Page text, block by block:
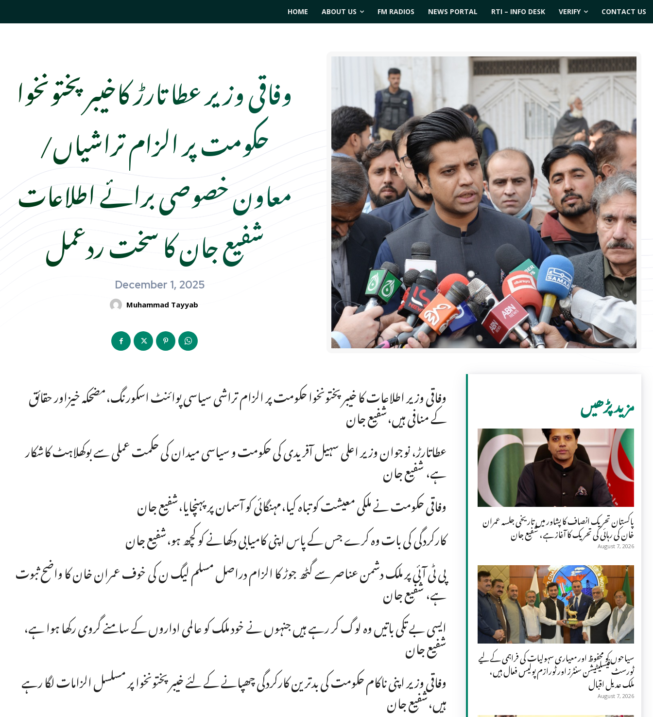
HOME ABOUT US FM RADIOS NEWS PORTAL RTI – INFO DESK VERIFY CONTACT US
وفاقی وزیر عطا تارڑ کاخیبر پختونخوا
حکومت پر الزام تراشیاں/
معاون خصوصی برائے اطلاعات
شفیع جان کا سخت ردعمل
December 1, 2025
Muhammad Tayyab
وفاقی وزیر اطلاعات کا خیبرپختونخوا حکومت پر الزام تراشی سیاسی پوائنٹ اسکورنگ،مضحکہ خیزاور حقائق
کے منافی ہیں،شفیع جان
عطاتارڑ، نوجوان وزیر اعلی سہیل آفریدی کی حکومت و سیاسی میدان کی حکمت عملی سے بوکھلاہٹ کاشکار
ہے، شفیع جان
وفاقی حکومت نے ملکی معیشت کو تباہ کیا،مہنگائی کو آسمان پر پہنچایا،شفیع جان
کارکردگی کی بات وہ کرے جس کے پاس اپنی کامیابی دکھانے کو کچھ ہو،شفیع جان
پی ٹی آئی پر ملک دشمن عناصر سے گٹھ جوڑ کا الزام دراصل مسلم لیگ ن کی خوف عمران خان کا واضح ثبوت
ہے، شفیع جان
ایسی بے تکی باتیں وہ لوگ کر رہے ہیں جنہوں نے خود ملک کو عالمی اداروں کے سامنے گروی رکھا ہوا ہے،
شفیع جان
وفاقی وزیر اپنی ناکام حکومت کی بدترین کارکردگی چھپانے کے لئے خیبرپختونخوا پر مسلسل الزامات لگا رہے
ہیں،شفیع جان
مزید پڑھیں
پاکستان تحریک انصاف کا پشاور میں تاریخی جلسہ عمران
خان کی رہائی کی تحریک کا آغاز ہے، شفیع جان
August 7, 2026
سیاحوں کو محفوظ اور معیاری سہولیات کی فراہمی کے لیے
ٹورسٹ فیسلیٹیشن سنٹرز اور ٹورازم پولیس فعال ہیں،
ملک عدیل اقبال
August 7, 2026